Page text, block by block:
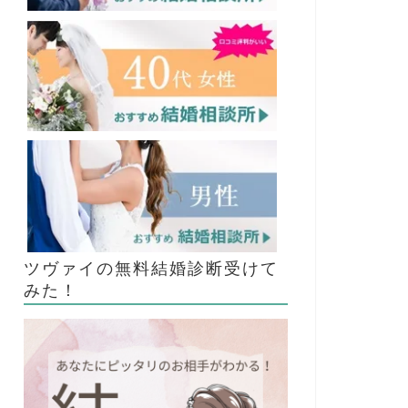
ツヴァイの無料結婚診断受けて
みた！